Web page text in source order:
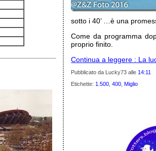
sotto i 40’ …è una
Come da programma
proprio finito.
Continua a leggere : La
Pubblicato da Lucky73alle 14:11
Etichette: 1.500 ,400 Miglio